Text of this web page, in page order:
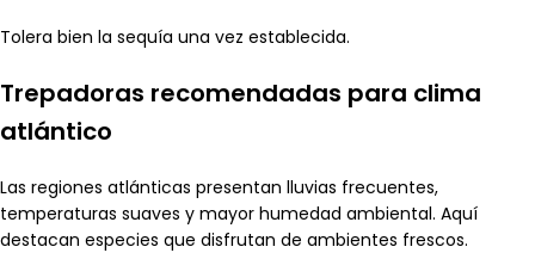
Tolera bien la sequía una vez establecida.
Trepadoras recomendadas para clima
atlántico
Las regiones atlánticas presentan lluvias frecuentes,
temperaturas suaves y mayor humedad ambiental. Aquí
destacan especies que disfrutan de ambientes frescos.